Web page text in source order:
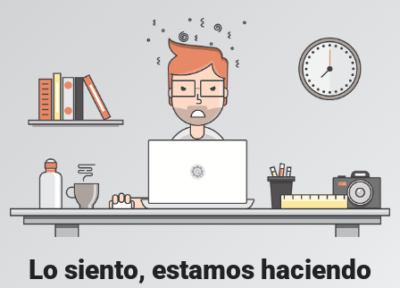
Lo siento, estamos haciendo